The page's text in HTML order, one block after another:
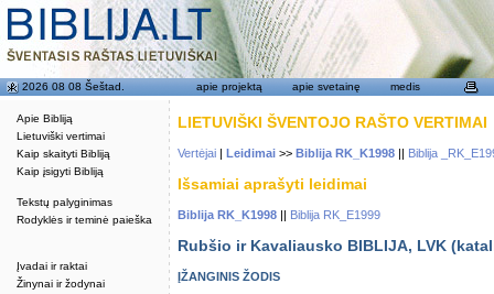
Apie Bibliją
Lietuviški vertimai
Kaip skaityti Bibliją
Kaip įsigyti Bibliją
Tekstų palyginimas
Rodyklės ir teminė paieška
Įvadai ir raktai
Žinynai ir žodynai
2026 08 08 Šeštad. apie projektą apie svetainę medis
LIETUVIŠKI ŠVENTOJO RAŠTO VERTIMAI
Vertėjai | Leidimai >> Biblija RK_K1998 || Biblija
Išsamiai aprašyti leidimai
Biblija RK_K1998 || Biblija RK_E1999
Rubšio ir Kavaliausko BIBLIJA, LVK
ĮŽANGINIS ŽODIS